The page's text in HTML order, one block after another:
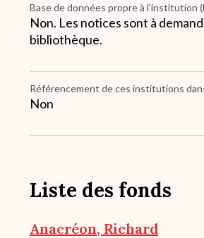
Base de données propre à l'institution
Non. Les notices sont à
bibliothèque.
Référencement de ces institutions
Non
Liste des fonds
Anacréon, Richard